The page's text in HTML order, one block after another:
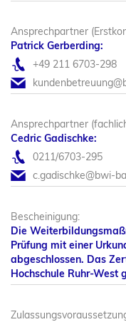
Ansprechpartner
Patrick Gerberding:
+49 211 6703-298
Ansprechpartner
Cedric Gadischke:
0211/6703-295
c.gadischke@bwi-
Bescheinigung:
Die
Prüfung mit einer
abgeschlossen. Das
Hochschule Ruhr-West